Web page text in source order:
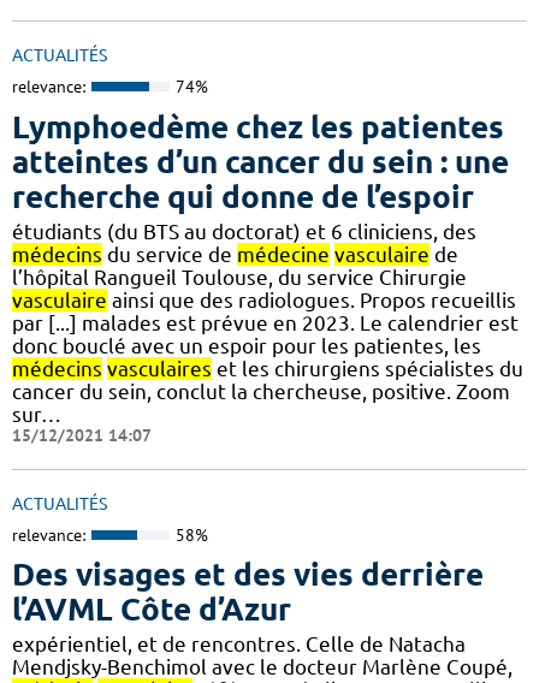
ACTUALITÉS
relevance: 74%
Lymphoedème chez les patientes
atteintes d’un cancer du sein : une
recherche qui donne de l’espoir
étudiants (du BTS au doctorat) et 6 cliniciens, des
médecins du service de médecine vasculaire de
l’hôpital Rangueil Toulouse, du service Chirurgie
vasculaire ainsi que des radiologues. Propos recueillis
par [...] malades est prévue en 2023. Le calendrier est
donc bouclé avec un espoir pour les patientes, les
médecins vasculaires et les chirurgiens spécialistes du
cancer du sein, conclut la chercheuse, positive. Zoom
sur…
15/12/2021 14:07
ACTUALITÉS
relevance: 58%
Des visages et des vies derrière
l’AVML Côte d’Azur
expérientiel, et de rencontres. Celle de Natacha
Mendjsky-Benchimol avec le docteur Marlène Coupé,